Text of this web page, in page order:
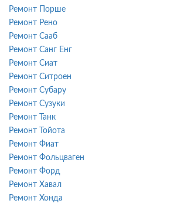
Ремонт Порше
Ремонт Рено
Ремонт Сааб
Ремонт Санг Енг
Ремонт Сиат
Ремонт Ситроен
Ремонт Субару
Ремонт Сузуки
Ремонт Танк
Ремонт Тойота
Ремонт Фиат
Ремонт Фольцваген
Ремонт Форд
Ремонт Хавал
Ремонт Хонда